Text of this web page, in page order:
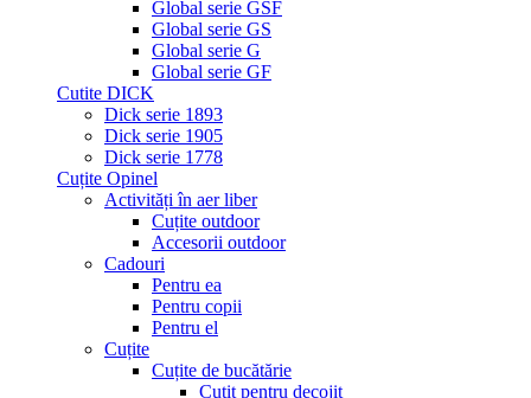
Global serie GSF
Global serie GS
Global serie G
Global serie GF
Cutite DICK
Dick serie 1893
Dick serie 1905
Dick serie 1778
Cuțite Opinel
Activități în aer liber
Cuțite outdoor
Accesorii outdoor
Cadouri
Pentru ea
Pentru copii
Pentru el
Cuțite
Cuțite de bucătărie
Cuțit pentru decojit